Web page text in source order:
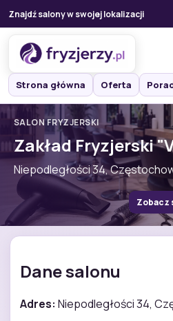
Znajdź salony w swojej lokalizacji
Strona główna Oferta
SALON FRYZJERSKI
Zakład Fryzjerski
Niepodległości 34,
Zobacz
Dane salonu
Adres: Niepodległości 34,